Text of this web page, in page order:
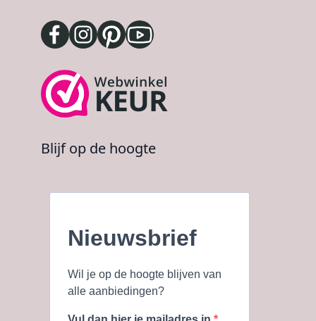
Blijf op de hoogte
Nieuwsbrief
Wil je op de hoogte blijven van
alle aanbiedingen?